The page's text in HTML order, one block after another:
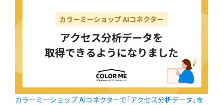
カラーミーショップ AIコネクターで「アクセス分析データ」を